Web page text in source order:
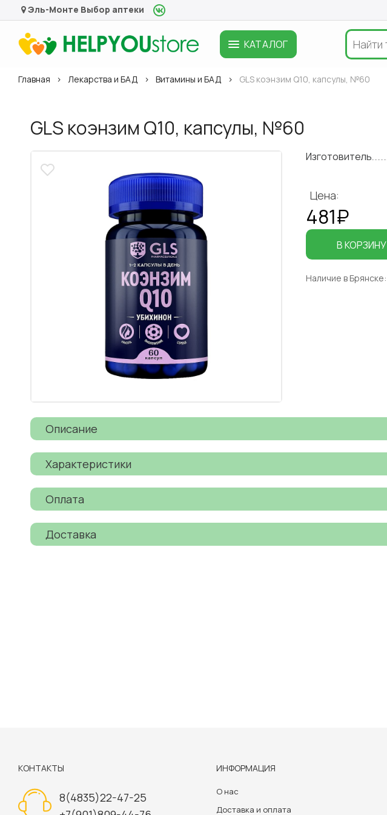
Эль-Монте Выбор аптеки
КАТАЛОГ
Главная Лекарства и БАД Витамины и БАД GLS коэнзим Q10, капсулы, №60
GLS коэнзим Q10, капсулы, №60
Изготовитель
Цена:
481₽
В КОРЗИНУ
Наличие в Брянске:
Описание
Характеристики
Оплата
Доставка
КОНТАКТЫ
8(4835)22-47-25
ИНФОРМАЦИЯ
О нас
Доставка и оплата